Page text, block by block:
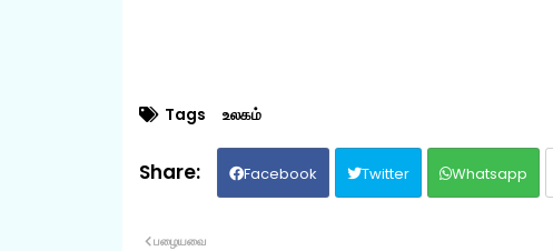
Tags உலகம்
Facebook Twitter Whatsapp
பழையவை